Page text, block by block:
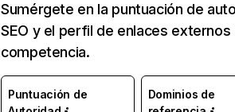
Sumérgete en la puntuación de
SEO y el perfil de enlaces externos
competencia.
Puntuación de
Dominios de